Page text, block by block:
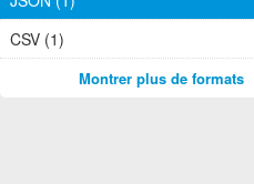
CSV (1)
Montrer plus de formats